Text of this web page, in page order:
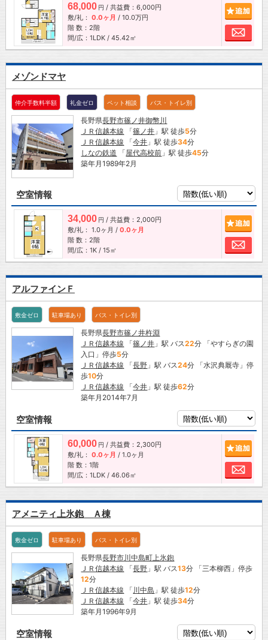
68,000 円 / 共益費：6,000円
敷/礼： 0.0ヶ月 / 10.0万円
階 数：2階
間/広：1LDK / 45.42㎡
お
メゾンドマヤ
仲介手数料半額 礼金ゼロ ペット相談 バス・トイレ別
長野県長野市篠ノ井御幣川
ＪＲ信越本線 「篠ノ井 」駅 徒歩5分
ＪＲ信越本線 「今井 」駅 徒歩34分
しなの鉄道 「屋代高校前 」駅 徒歩45分
築年月1989年2月
空室情報
34,000 円 / 共益費：2,000円
敷/礼： 1.0ヶ月 / 0.0ヶ月
階 数：2階
間/広：1K / 15㎡
お
アルファインＦ
敷金ゼロ 駐車場あり バス・トイレ別
長野県長野市篠ノ井杵淵
ＪＲ信越本線 「篠ノ井 」駅 バス22分 「やすらぎの園
入口」停歩5分
ＪＲ信越本線 「長野 」駅 バス24分 「水沢典厩寺」停
歩10分
ＪＲ信越本線 「今井 」駅 徒歩62分
築年月2014年7月
空室情報
60,000 円 / 共益費：2,300円
敷/礼： 0.0ヶ月 / 1.0ヶ月
階 数：1階
間/広：1LDK / 46.06㎡
お
アメニティ上氷鉋 Ａ棟
敷金ゼロ 駐車場あり バス・トイレ別
長野県長野市川中島町上氷鉋
ＪＲ信越本線 「長野 」駅 バス13分 「三本柳西」停歩
12分
ＪＲ信越本線 「 川中島 」駅 徒歩12分
ＪＲ信越本線 「今井 」駅 徒歩34分
築年月1996年9月
空室情報